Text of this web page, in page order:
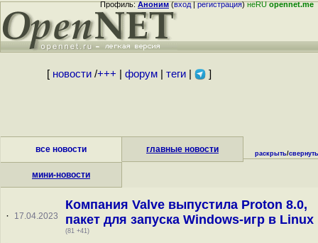
Профиль:Аноним(вход|регистрация)неRUopennet.me
[ новости/+++ форум| теги| ]
все новости главные новости
мини-новости
раскрыть/свернуть
· 17.04.2023
Компания Valve выпустила Proton 8.0,
пакет для запуска Windows-игр в Linux
(81 +41)